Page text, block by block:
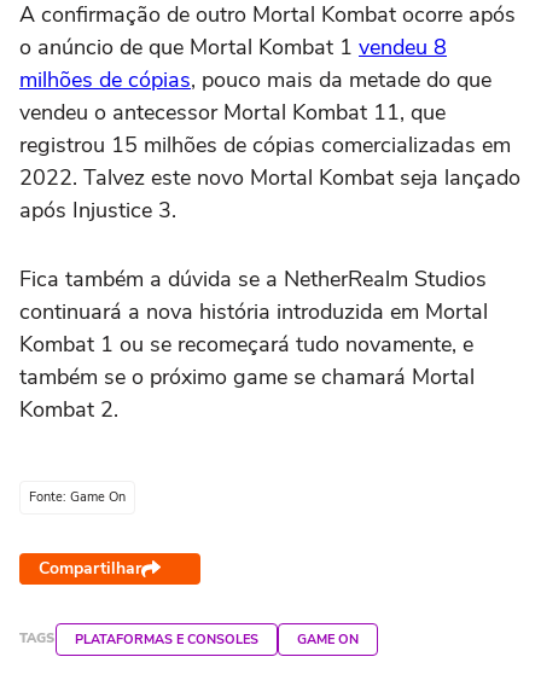
A confirmação de outro Mortal Kombat ocorre após
o anúncio de que Mortal Kombat 1 vendeu 8
milhões de cópias, pouco mais da metade do que
vendeu o antecessor Mortal Kombat 11, que
registrou 15 milhões de cópias comercializadas em
2022. Talvez este novo Mortal Kombat seja lançado
após Injustice 3.
Fica também a dúvida se a NetherRealm Studios
continuará a nova história introduzida em Mortal
Kombat 1 ou se recomeçará tudo novamente, e
também se o próximo game se chamará Mortal
Kombat 2.
Fonte: Game On
Compartilhar
TAGS PLATAFORMAS E CONSOLES GAME ON